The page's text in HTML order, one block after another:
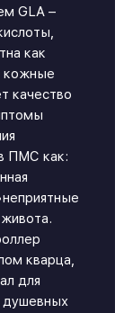
GLA –
как
кожные
качество
ПМС как:
кварца,
для
душевных